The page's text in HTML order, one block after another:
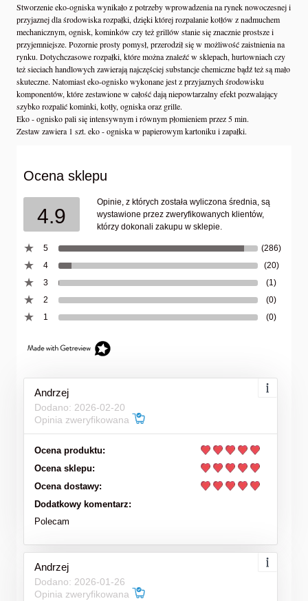
Stworzenie eko-ogniska wynikało z potrzeby wprowadzenia na rynek nowoczesnej i
przyjaznej dla środowiska rozpałki, dzięki której rozpalanie kotłów z nadmuchem
mechanicznym, ognisk, kominków czy też grillów stanie się znacznie prostsze i
przyjemniejsze. Pozornie prosty pomysł, przerodził się w możliwość zaistnienia na
rynku. Dotychczasowe rozpałki, które można znaleźć w sklepach, hurtowniach czy
też sieciach handlowych zawierają najczęściej substancje chemiczne bądź też są mało
skuteczne. Natomiast eko-ognisko wykonane jest z przyjaznych środowisku
komponentów, które zestawione w całość dają niepowtarzalny efekt pozwalający
szybko rozpalić kominki, kotły, ogniska oraz grille.
Eko - ognisko pali się intensywnym i równym płomieniem przez 5 min.
Zestaw zawiera 1 szt. eko - ogniska w papierowym kartoniku i zapałki.
Ocena sklepu
4.9
Opinie, z których została wyliczona średnia, są
wystawione przez zweryfikowanych klientów,
którzy dokonali zakupu w sklepie.
5
(286)
4
(20)
3
(1)
2
(0)
1
(0)
Andrzej
Dodano: 2026-02-20
Opinia zweryfikowana
Ocena produktu:
Ocena sklepu:
Ocena dostawy:
Dodatkowy komentarz:
Polecam
Andrzej
Dodano: 2026-01-26
Opinia zweryfikowana